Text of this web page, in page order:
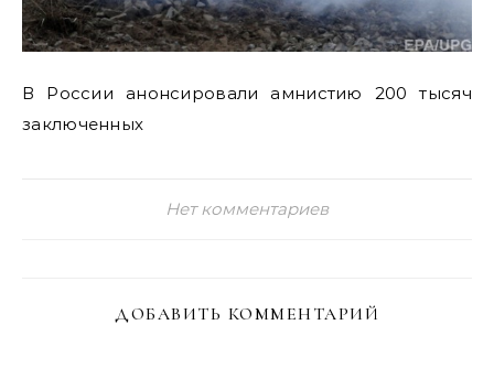
В России анонсировали амнистию 200 тысяч
заключенных
Нет комментариев
ДОБАВИТЬ КОММЕНТАРИЙ